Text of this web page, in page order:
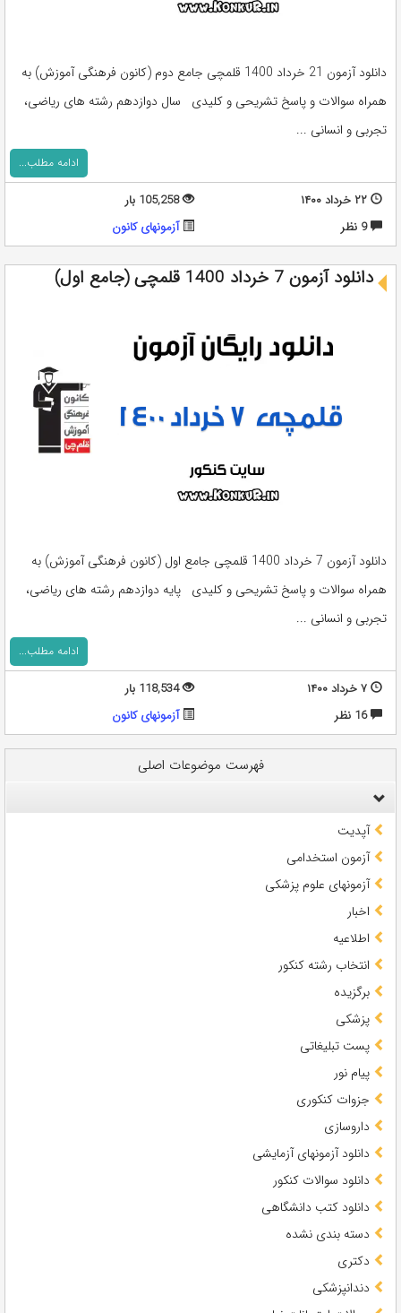
دانلود آزمون 21 خرداد 1400 قلمچی جامع دوم (کانون فرهنگی آموزش) به
همراه سوالات و پاسخ تشریحی و کلیدی سال دوازدهم رشته های ریاضی،
تجربی و انسانی ...
ادامه مطلب...
۲۲ خرداد ۱۴۰۰
105,258 بار
9 نظر
آزمونهای کانون
دانلود آزمون 7 خرداد 1400 قلمچی (جامع اول)
دانلود آزمون 7 خرداد 1400 قلمچی جامع اول (کانون فرهنگی آموزش) به
همراه سوالات و پاسخ تشریحی و کلیدی پایه دوازدهم رشته های ریاضی،
تجربی و انسانی ...
ادامه مطلب...
۷ خرداد ۱۴۰۰
118,534 بار
16 نظر
آزمونهای کانون
فهرست موضوعات اصلی
آپدیت
آزمون استخدامی
آزمونهای علوم پزشکی
اخبار
اطلاعیه
انتخاب رشته کنکور
برگزیده
پزشکی
پست تبلیغاتی
پیام نور
جزوات کنکوری
داروسازی
دانلود آزمونهای آزمایشی
دانلود سوالات کنکور
دانلود کتب دانشگاهی
دسته بندی نشده
دکتری
دندانپزشکی